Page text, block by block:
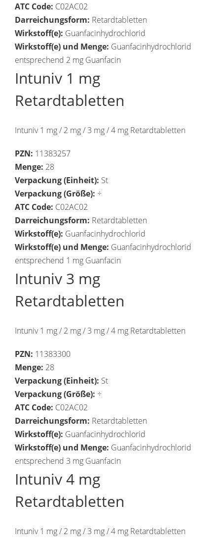
ATC Code: C02AC02
Darreichungsform: Retardtabletten
Wirkstoff(e): Guanfacinhydrochlorid
Wirkstoff(e) und Menge: Guanfacinhydrochlorid
entsprechend 2 mg Guanfacin
Intuniv 1 mg
Retardtabletten
Intuniv 1 mg / 2 mg / 3 mg / 4 mg Retardtabletten
PZN: 11383257
Menge: 28
Verpackung (Einheit): St
Verpackung (Größe): ÷
ATC Code: C02AC02
Darreichungsform: Retardtabletten
Wirkstoff(e): Guanfacinhydrochlorid
Wirkstoff(e) und Menge: Guanfacinhydrochlorid
entsprechend 1 mg Guanfacin
Intuniv 3 mg
Retardtabletten
Intuniv 1 mg / 2 mg / 3 mg / 4 mg Retardtabletten
PZN: 11383300
Menge: 28
Verpackung (Einheit): St
Verpackung (Größe): ÷
ATC Code: C02AC02
Darreichungsform: Retardtabletten
Wirkstoff(e): Guanfacinhydrochlorid
Wirkstoff(e) und Menge: Guanfacinhydrochlorid
entsprechend 3 mg Guanfacin
Intuniv 4 mg
Retardtabletten
Intuniv 1 mg / 2 mg / 3 mg / 4 mg Retardtabletten